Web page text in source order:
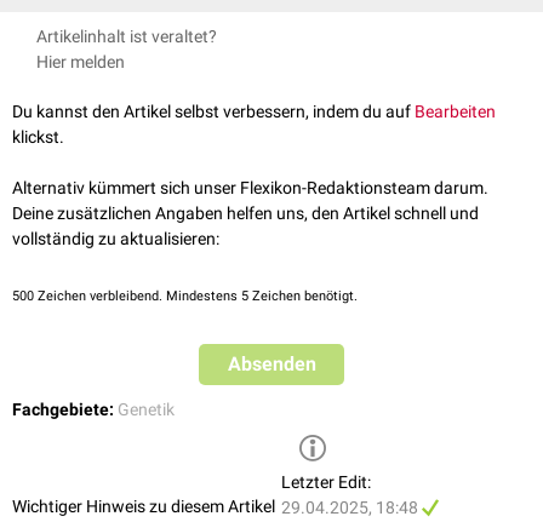
Zu den physikalischen Mutagenen gehört energiereiche Strahlung wie
Röntgenstrahlung
Artikelinhalt ist veraltet?
Hier melden
Du kannst den Artikel selbst verbessern, indem du auf Bearbeiten
klickst.
Alternativ kümmert sich unser Flexikon-Redaktionsteam darum.
Deine zusätzlichen Angaben helfen uns, den Artikel schnell und
vollständig zu aktualisieren:
500 Zeichen verbleibend. Mindestens 5 Zeichen benötigt.
Absenden
Fachgebiete: Genetik
Wichtiger Hinweis zu diesem Artikel
Letzter Edit:
29.04.2025, 18:48